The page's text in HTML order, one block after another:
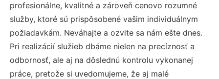
profesionálne, kvalitné a zároveň cenovo rozumné
služby, ktoré sú prispôsobené vašim individuálnym
požiadavkám. Neváhajte a ozvite sa nám ešte dnes.
Pri realizácií služieb dbáme nielen na precíznosť a
odbornosť, ale aj na dôslednú kontrolu vykonanej
práce, pretože si uvedomujeme, že aj malé